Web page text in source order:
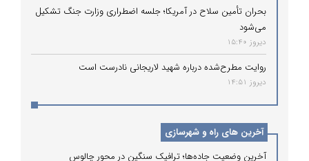
بحران تأمین سلاح در آمریکا؛ جلسه اضطراری وزارت جنگ تشکیل
می‌شود
دیروز 15:40
روایت مطرح‌شده درباره شهید لاریجانی نادرست است
دیروز 14:51
آخرین های راه و شهرسازی
آخرین وضعیت جاده‌ها؛ ترافیک سنگین در محور چالوس